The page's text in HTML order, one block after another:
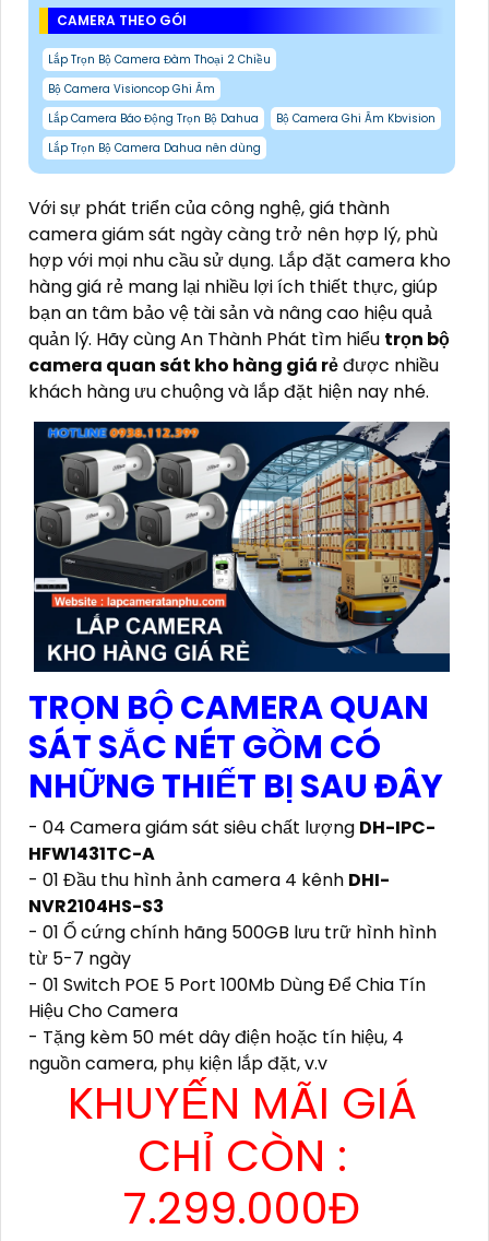
CAMERA THEO GÓI
Lắp Trọn Bộ Camera Đàm Thoại 2 Chiều
Bộ Camera Visioncop Ghi Âm
Lắp Camera Báo Động Trọn Bộ Dahua
Bộ Camera Ghi Âm Kbvision
Lắp Trọn Bộ Camera Dahua nên dùng
Với sự phát triển của công nghệ, giá thành
camera giám sát ngày càng trở nên hợp lý, phù
hợp với mọi nhu cầu sử dụng. Lắp đặt camera kho
hàng giá rẻ mang lại nhiều lợi ích thiết thực, giúp
bạn an tâm bảo vệ tài sản và nâng cao hiệu quả
quản lý. Hãy cùng An Thành Phát tìm hiểu trọn bộ
camera quan sát kho hàng giá rẻđược nhiều
khách hàng ưu chuộng và lắp đặt hiện nay nhé.
TRỌN BỘ CAMERA QUAN
SÁT SẮC NÉT GỒM CÓ
NHỮNG THIẾT BỊ SAU ĐÂY
- 04 Camera giám sát siêu chất lượng DH-IPC-
HFW1431TC-A
- 01 Đầu thu hình ảnh camera 4 kênh DHI-
NVR2104HS-S3
- 01 Ổ cứng chính hãng 500GB lưu trữ hình hình
từ 5-7 ngày
- 01 Switch POE 5 Port 100Mb Dùng Để Chia Tín
Hiệu Cho Camera
- Tặng kèm 50 mét dây điện hoặc tín hiệu, 4
nguồn camera, phụ kiện lắp đặt, v.v
KHUYẾN MÃI GIÁ
CHỈ CÒN :
7.299.000Đ